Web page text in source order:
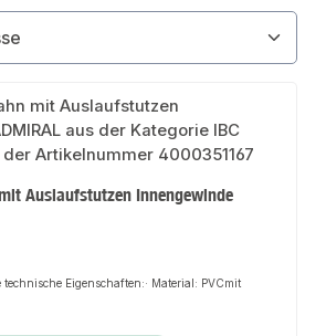
Auslaufstutzen Innengewinde
Eigenschaften:· Material: PVCmit